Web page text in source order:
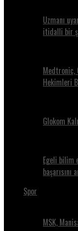
Uzmanı
itidalli bir
Medtronic,
Hekimleri
Glokom
Egeli bilim
Spor
MSK,